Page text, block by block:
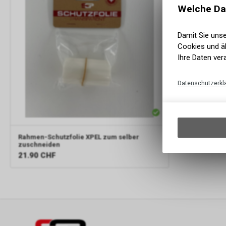
Rahmen-Schutzfolie XPEL zum selber
zuschneiden
21.90 CHF
Welche
Damit Sie
Cookies und
Ihre Daten